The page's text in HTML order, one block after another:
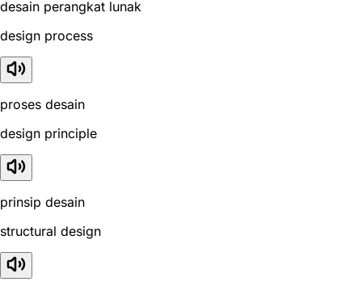
desain perangkat lunak
design process
proses desain
design principle
prinsip desain
structural design